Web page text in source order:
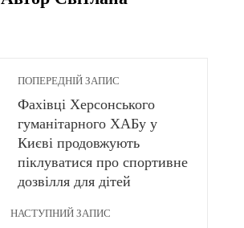
ПОПЕРЕДНІЙ ЗАПИС
Фахівці Херсонського
гуманітарного ХАБу у
Києві продовжують
піклуватися про спортивне
дозвілля для дітей
НАСТУПНИЙ ЗАПИС